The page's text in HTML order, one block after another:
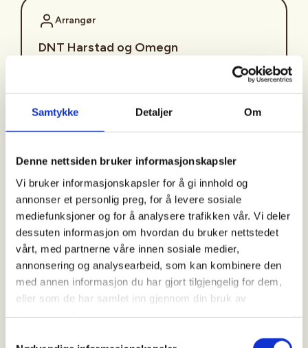
Samtykke Detaljer Om
Denne nettsiden bruker informasjonskapsler
Vi bruker informasjonskapsler for å gi innhold og
annonser et personlig preg, for å levere sosiale
mediefunksjoner og for å analysere trafikken vår. Vi deler
dessuten informasjon om hvordan du bruker nettstedet
vårt, med partnerne våre innen sosiale medier,
annonsering og analysearbeid, som kan kombinere den
med annen informasjon du har gjort tilgjengelig for dem,
eller som de har samlet inn gjennom din bruk av
Arrangør
DNT Harstad og Omegn
Bente Fotland
bentelandfot@gmail.com
Turledere er Bente (97086807) og Ståle
(91577763)
Oppmøtested er parkeringsplassen/snuplassen i
Breivikhaugen boligfelt, kl 1020. (OBS ikke parker på
selve snuplassen). Avmarsj kl 1030.
Derfra går vi stien opp til Blåfjell, hvis været er bra